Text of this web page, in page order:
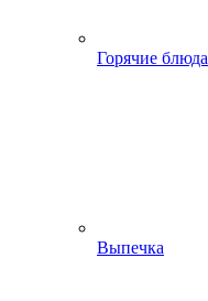
Горячие блюда
Выпечка